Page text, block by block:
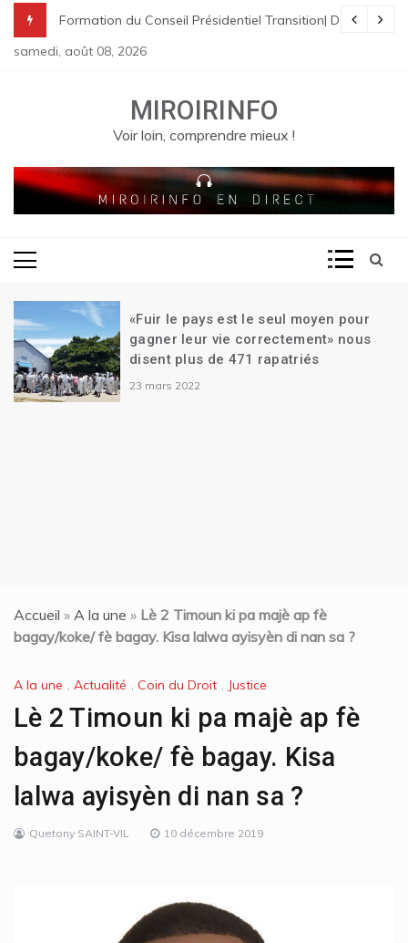
content
à St Raphael | Le premier Garry Conille rencontre les
pénale en Haïti
Transition| Ariel Henry remet sa démission| Le Canada se
Formation du Conseil Présidentiel Transition|
samedi, août 08, 2026
MIROIRINFO
Voir loin, comprendre mieux !
«Fuir le pays est le seul moyen pour
gagner leur vie correctement» nous
disent plus de 471 rapatriés
23 mars 2022
Accueil » A la une » Lè 2 Timoun ki pa majè ap fè
bagay/koke/ fè bagay. Kisa lalwa ayisyèn di nan sa ?
A la une , Actualité , Coin du Droit , Justice
Lè 2 Timoun ki pa majè ap fè
bagay/koke/ fè bagay. Kisa
lalwa ayisyèn di nan sa ?
Quetony SAINT-VIL 10 décembre 2019